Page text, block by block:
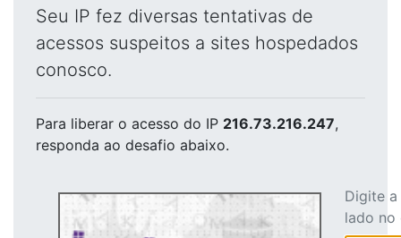
Seu IP fez diversas tentativas de
acessos suspeitos a sites hospedados
conosco.
Para liberar o acesso do IP 216.73.216.247,
responda ao desafio abaixo.
Digite
lado no